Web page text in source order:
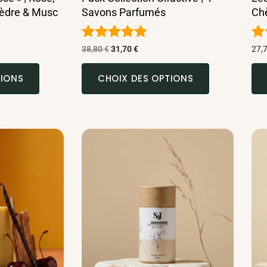
& Musc
Savons Parfumés
Note
4.79
sur 5
38,80€31,70€
CHOIX DES OPTIONS